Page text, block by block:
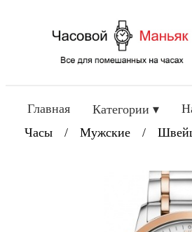
Главная Категории ▾
Часы
/ Мужские /